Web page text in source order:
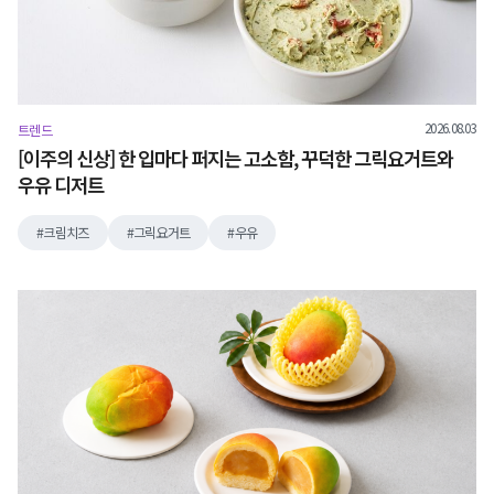
트렌드 2026.08.03
[이주의 신상] 한 입마다 퍼지는 고소함, 꾸덕한 그릭요거트와
우유 디저트
크림치즈 그릭요거트 우유